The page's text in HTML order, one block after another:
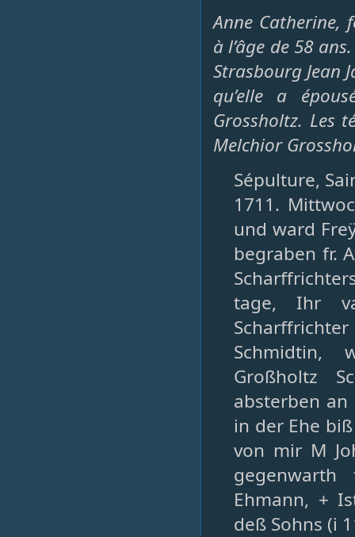
Anne Catherine,
à l’âge de 58
Strasbourg Jean
qu’elle a
Grossholtz. Les
Melchior
Sépulture,
1711.
und ward
begraben fr.
tage, Ihr
Schmidtin,
Großholtz
absterben an
in der Ehe
von mir M
Ehmann, +
deß Sohns (i